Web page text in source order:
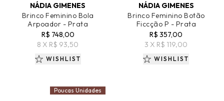
NÁDIA GIMENES
Brinco Feminino Bola
Arpoador - Prata
R$ 748,00
8 X R$ 93,50
WISHLIST
NÁDIA GIMENES
Brinco Feminino Botão
Ficcção P - Prata
R$ 357,00
3 X R$ 119,00
WISHLIST
Poucas Unidades